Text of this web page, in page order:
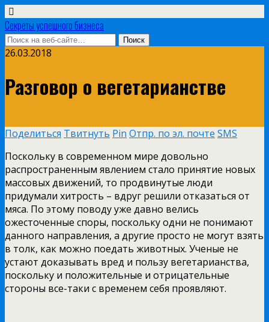
Секреты успешного бизнеса
26.03.2018
Разговор о вегетарианстве
Поделиться Твитнуть Pin Отпр. по эл. почте SMS
Поскольку в современном мире довольно
распространенным явлением стало принятие новых
массовых движений, то продвинутые люди
придумали хитрость – вдруг решили отказаться от
мяса. По этому поводу уже давно велись
ожесточенные споры, поскольку одни не понимают
данного направления, а другие просто не могут взять
в толк, как можно поедать животных. Ученые не
устают доказывать вред и пользу вегетарианства,
поскольку и положительные и отрицательные
стороны все-таки с временем себя проявляют.